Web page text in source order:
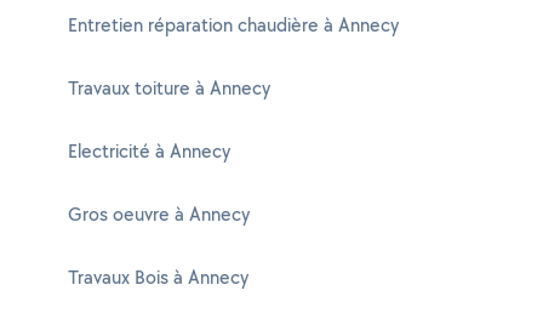
Entretien réparation chaudière à Annecy
Travaux toiture à Annecy
Electricité à Annecy
Gros oeuvre à Annecy
Travaux Bois à Annecy